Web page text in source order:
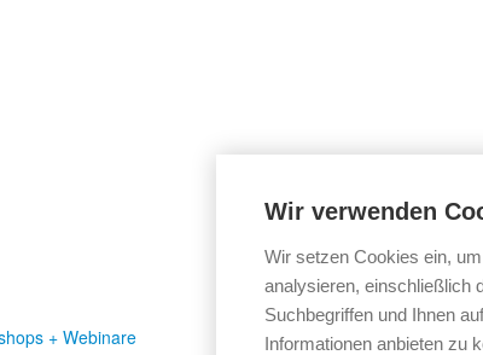
Wir verwenden
Wir setzen Cookies ein,
analysieren, einschließlich
Suchbegriffen und Ihnen
Informationen anbieten zu